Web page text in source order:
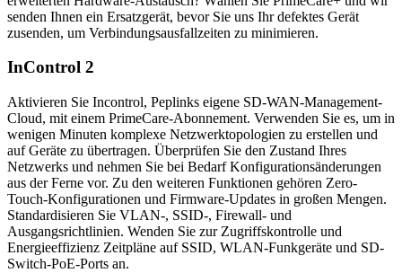
senden Ihnen ein Ersatzgerät, bevor Sie uns Ihr defektes Gerät
zusenden, um Verbindungsausfallzeiten zu minimieren.
InControl 2
Aktivieren Sie Incontrol, Peplinks eigene SD-WAN-Management-
Cloud, mit einem PrimeCare-Abonnement. Verwenden Sie es, um in
wenigen Minuten komplexe Netzwerktopologien zu erstellen und
auf Geräte zu übertragen. Überprüfen Sie den Zustand Ihres
Netzwerks und nehmen Sie bei Bedarf Konfigurationsänderungen
aus der Ferne vor. Zu den weiteren Funktionen gehören Zero-
Touch-Konfigurationen und Firmware-Updates in großen Mengen.
Standardisieren Sie VLAN-, SSID-, Firewall- und
Ausgangsrichtlinien. Wenden Sie zur Zugriffskontrolle und
Energieeffizienz Zeitpläne auf SSID, WLAN-Funkgeräte und SD-
Switch-PoE-Ports an.